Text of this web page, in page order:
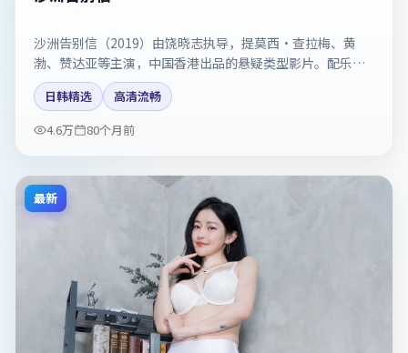
沙洲告别信（2019）由饶晓志执导，提莫西·查拉梅、黄
渤、赞达亚等主演，中国香港出品的悬疑类型影片。配乐与
剪辑强化了宿命感。剧情简介与主创信息可供检索参考，上
映日期以片方资料为准。
日韩精选
高清流畅
4.6万
80个月前
最新